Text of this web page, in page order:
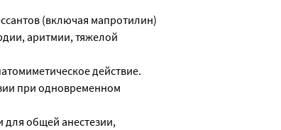
(включая мапротилин)
аритмии, тяжелой
действие.
при одновременном
общей анестезии,